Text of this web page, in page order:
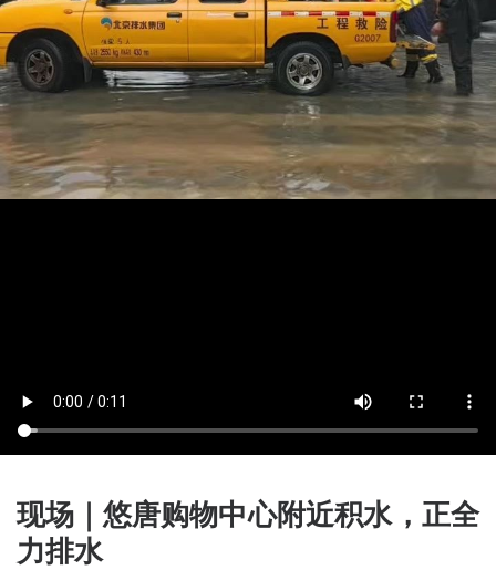
现场｜悠唐购物中心附近积水，正全
力排水